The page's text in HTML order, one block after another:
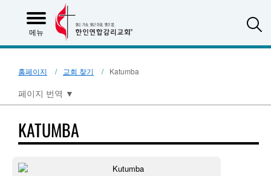
메뉴
홈페이지 교회 찾기 Katumba
페이지 번역 ▼
KATUMBA
Kutumba